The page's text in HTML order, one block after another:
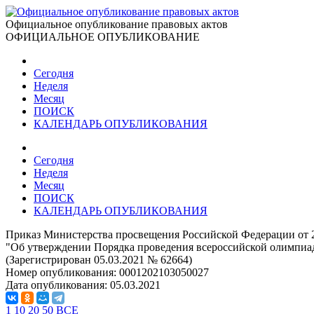
Официальное опубликование правовых актов
ОФИЦИАЛЬНОЕ ОПУБЛИКОВАНИЕ
Сегодня
Неделя
Месяц
ПОИСК
КАЛЕНДАРЬ ОПУБЛИКОВАНИЯ
Сегодня
Неделя
Месяц
ПОИСК
КАЛЕНДАРЬ ОПУБЛИКОВАНИЯ
Приказ Министерства просвещения Российской Федерации от
"Об утверждении Порядка проведения всероссийской
(Зарегистрирован 05.03.2021 № 62664)
Номер опубликования: 0001202103050027
Дата опубликования: 05.03.2021
1 10 20 50 ВСЕ